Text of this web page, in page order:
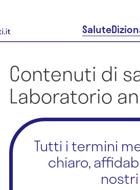
Salute
Contenuti di
Laboratorio
Tutti i termini
chiaro,